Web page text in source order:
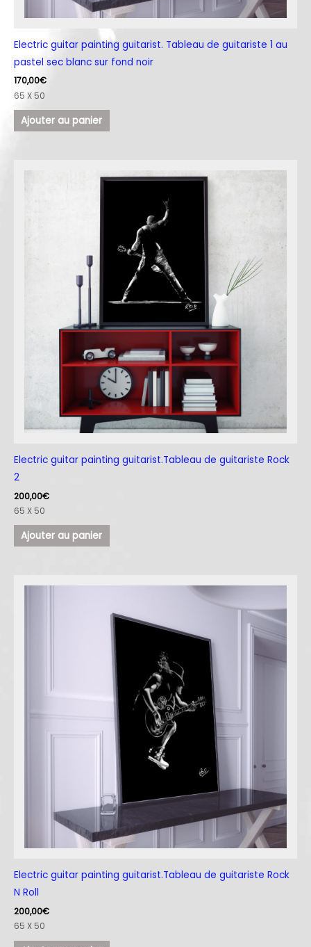
Electric guitar painting guitarist. Tableau de guitariste 1 au
pastel sec blanc sur fond noir
170,00€
65 X 50
Ajouter au panier
Electric guitar painting guitarist.Tableau de guitariste Rock
2
200,00€
65 X 50
Ajouter au panier
Electric guitar painting guitarist.Tableau de guitariste Rock
N Roll
200,00€
65 X 50